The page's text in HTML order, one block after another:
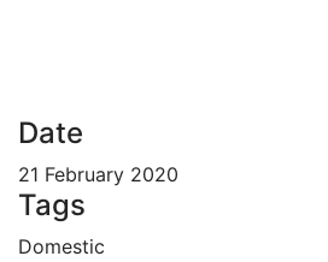
Date
21 February 2020
Tags
Domestic